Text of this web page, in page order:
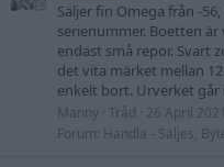
Säljer fin Omega från -
serienummer. Boetten
endast små repor. Svart
det vita märket mellan
enkelt bort. Urverket går
Manny Tråd 26 April 2021
Forum: Handla - Säljes,